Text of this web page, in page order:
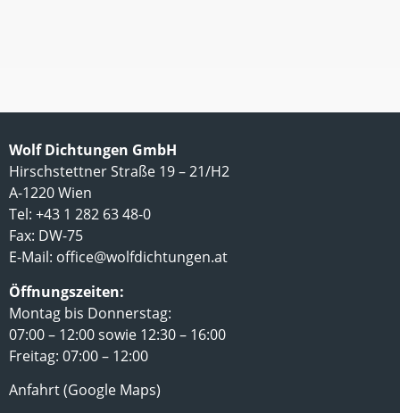
Wolf Dichtungen GmbH
Hirschstettner Straße 19 – 21/H2
A-1220 Wien
Tel: +43 1 282 63 48-0
Fax: DW-75
E-Mail: office@wolfdichtungen.at
Öffnungszeiten:
Montag bis Donnerstag:
07:00 – 12:00 sowie 12:30 – 16:00
Freitag: 07:00 – 12:00
Anfahrt (Google Maps)